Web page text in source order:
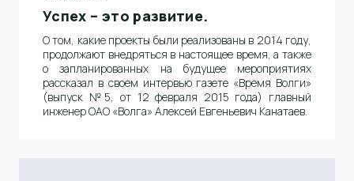
Успех – это развитие.
О том, какие проекты были реализованы в 2014 году,
продолжают внедряться в настоящее время, а также
о запланированных на будущее мероприятиях
рассказал в своем интервью газете «Время Волги»
(выпуск №5, от 12 февраля 2015 года) главный
инженер ОАО «Волга» Алексей Евгеньевич Канатаев.